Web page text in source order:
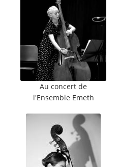
Au concert de
l'Ensemble Emeth